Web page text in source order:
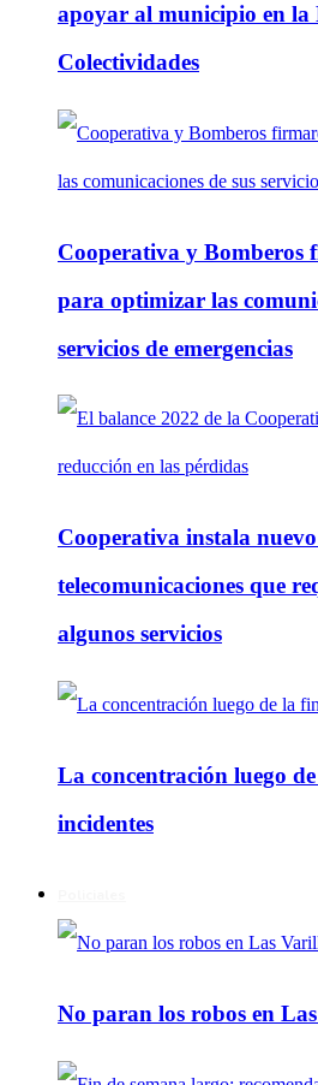
apoyar al municipio en la
Colectividades
Cooperativa y Bomberos
para optimizar las
servicios de emergencias
Cooperativa instala
telecomunicaciones que
algunos servicios
La concentración luego
incidentes
No paran los robos en